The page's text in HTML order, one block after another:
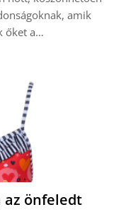
amik
őket a…
önfeledt